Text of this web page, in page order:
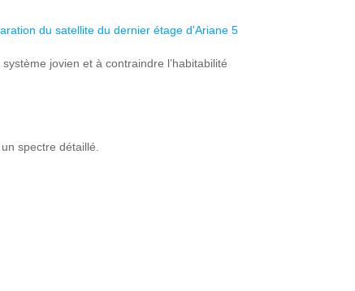
du satellite du dernier étage d'Ariane 5
jovien et à contraindre l’habitabilité
spectre détaillé.